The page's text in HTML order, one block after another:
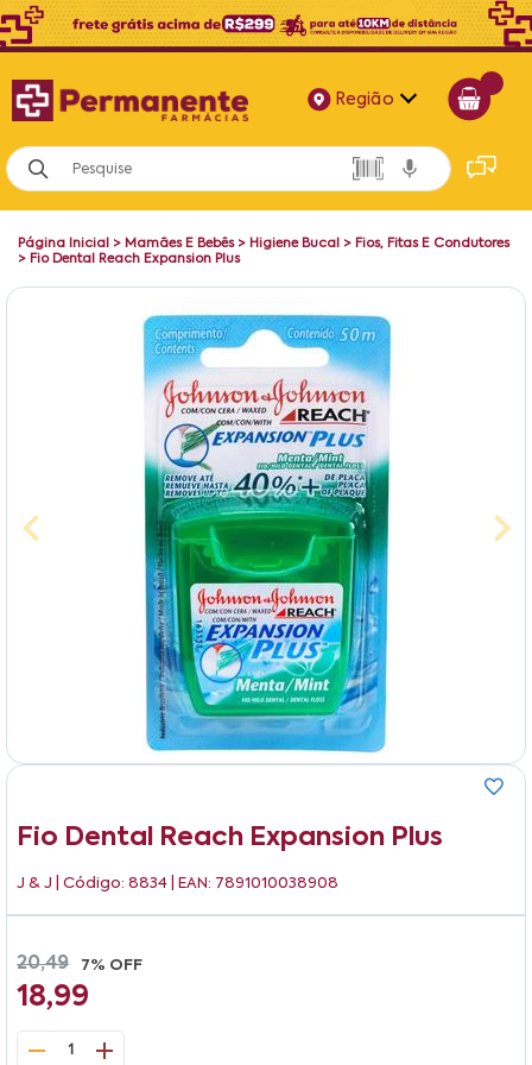
Região
Alagoas
Bahia
Página Inicial > Mamães E Bebês> Higiene Bucal > Fios, Fitas E Condutores
> Fio Dental Reach Expansion Plus
Fio Dental Reach Expansion Plus
J & J | Código: 8834 | EAN: 7891010038908
20,49 7% OFF
18,99
1